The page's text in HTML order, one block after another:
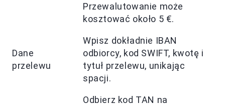
Przewalutowanie może
kosztować około 5 €.
Dane
przelewu
Wpisz dokładnie IBAN
odbiorcy, kod SWIFT, kwotę i
tytuł przelewu, unikając
spacji.
Odbierz kod TAN na